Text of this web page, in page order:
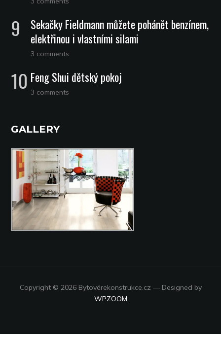
Sekačky Fieldmann můžete pohánět benzínem,
elektřinou i vlastními silami
3 comments
Feng Shui dětský pokoj
3 comments
GALLERY
Copyright © 2026 Bytovérekonstrukce.cz — Designed by
WPZOOM